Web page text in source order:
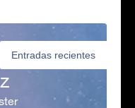
Entradas recientes